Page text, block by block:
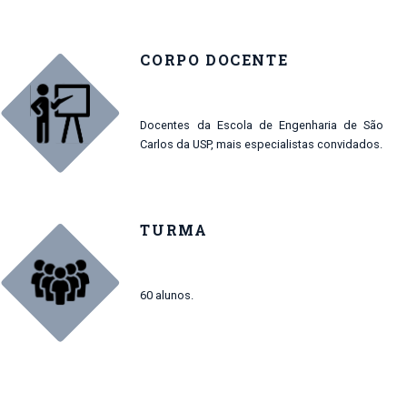
CORPO DOCENTE
Docentes da Escola de Engenharia de São
Carlos da USP, mais especialistas convidados.
TURMA
60 alunos.